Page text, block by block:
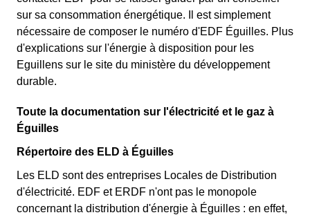
sur sa consommation énergétique. Il est simplement
nécessaire de composer le numéro d'EDF Éguilles. Plus
d'explications sur l'énergie à disposition pour les
Eguillens sur le site du ministère du développement
durable.
Toute la documentation sur l'électricité et le gaz à
Éguilles
Répertoire des ELD à Éguilles
Les ELD sont des entreprises Locales de Distribution
d'électricité. EDF et ERDF n'ont pas le monopole
concernant la distribution d'énergie à Éguilles : en effet,